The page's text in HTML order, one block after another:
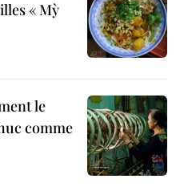
« Mỳ
le
comme